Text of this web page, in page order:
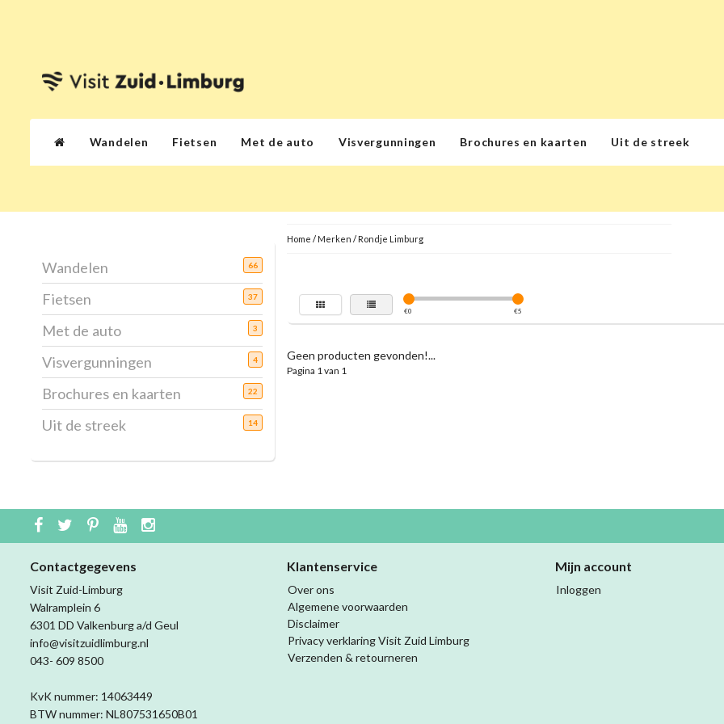
Wandelen Fietsen Met de auto Visvergunningen Brochures en kaarten Uit de streek
Wandelen 66
Fietsen 37
Met de auto 3
Visvergunningen 4
Brochures en kaarten 22
Uit de streek 14
Home / Merken / Rondje Limburg
€0 €5
Geen producten gevonden!...
Pagina 1 van 1
Contactgegevens
Visit Zuid-Limburg
Walramplein 6
6301 DD Valkenburg a/d Geul
info@visitzuidlimburg.nl
043- 609 8500
KvK nummer: 14063449
BTW nummer: NL807531650B01
Klantenservice
Over ons
Algemene voorwaarden
Disclaimer
Privacy verklaring Visit Zuid Limburg
Verzenden & retourneren
Mijn account
Inloggen